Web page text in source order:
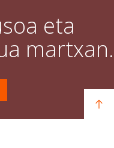
eta
martxan.